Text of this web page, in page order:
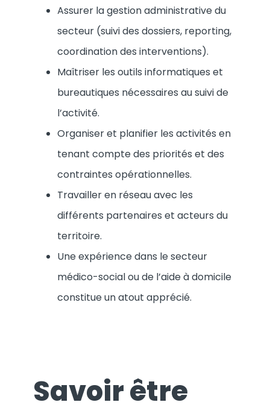
Assurer la gestion administrative du
secteur (suivi des dossiers, reporting,
coordination des interventions).
Maîtriser les outils informatiques et
bureautiques nécessaires au suivi de
l’activité.
Organiser et planifier les activités en
tenant compte des priorités et des
contraintes opérationnelles.
Travailler en réseau avec les
différents partenaires et acteurs du
territoire.
Une expérience dans le secteur
médico-social ou de l’aide à domicile
constitue un atout apprécié.
Savoir être